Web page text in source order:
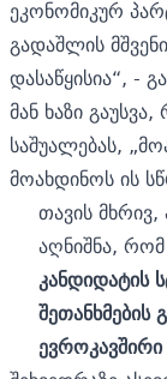
ეკონომიკურ
გადაშლის
დასაწყისია“, -
მან ხაზი
საშუალებას,
მოახდინოს ის
თავის
აღნიშნა, რომ
კანდიდატის
ევროკავშირი